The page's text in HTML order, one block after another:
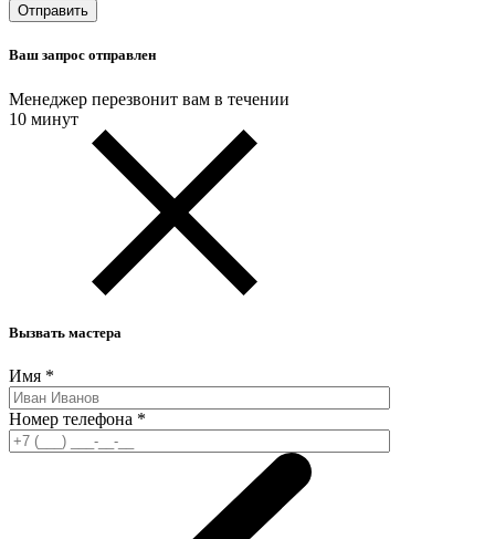
Ваш запрос отправлен
Менеджер перезвонит вам в течении
10 минут
Вызвать мастера
Имя *
Номер телефона *